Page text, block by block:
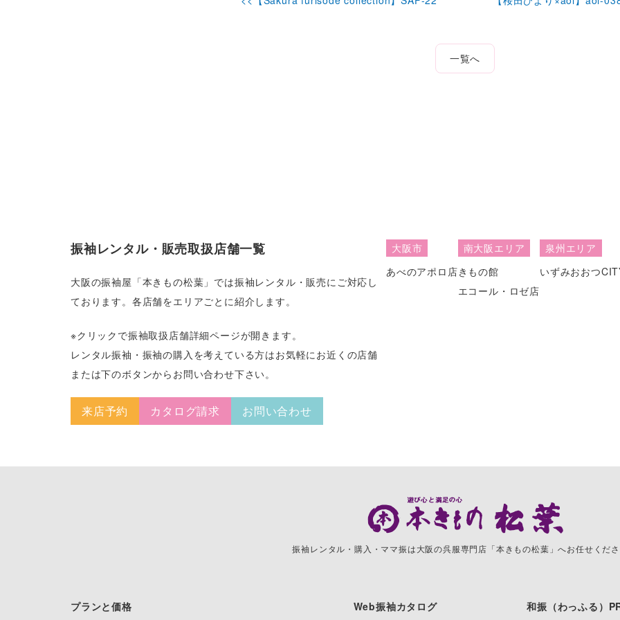
一覧へ
振袖レンタル・販売取扱店舗一覧
大阪の振袖屋「本きもの松葉」では振袖レンタル・販売にご対応し
ております。各店舗をエリアごとに紹介します。
※クリックで振袖取扱店舗詳細ページが開きます。
レンタル振袖・振袖の購入を考えている方はお気軽にお近くの店舗
または下のボタンからお問い合わせ下さい。
来店予約 カタログ請求 お問い合わせ
大阪市
あべのアポロ店
南大阪エリア
きもの館
エコール・ロゼ店
泉州エリア
いずみおおつ
振袖レンタル・購入・ママ振は大阪の呉服専門店「本きもの松葉」へお任せくだ
プランと価格
Web振袖カタログ
和振（わっふる）